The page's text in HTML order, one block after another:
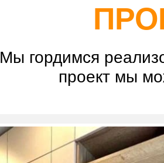
Мы гордимся
проект мы